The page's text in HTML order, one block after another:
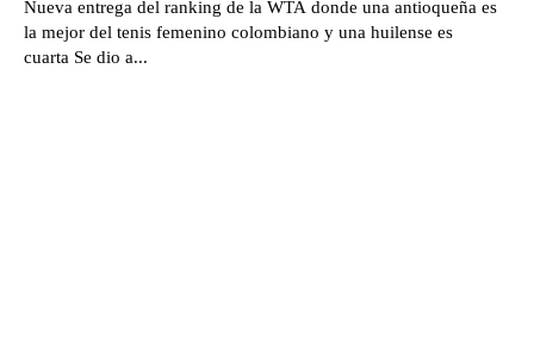
Nueva entrega del ranking de la WTA donde una antioqueña es
la mejor del tenis femenino colombiano y una huilense es
cuarta Se dio a...